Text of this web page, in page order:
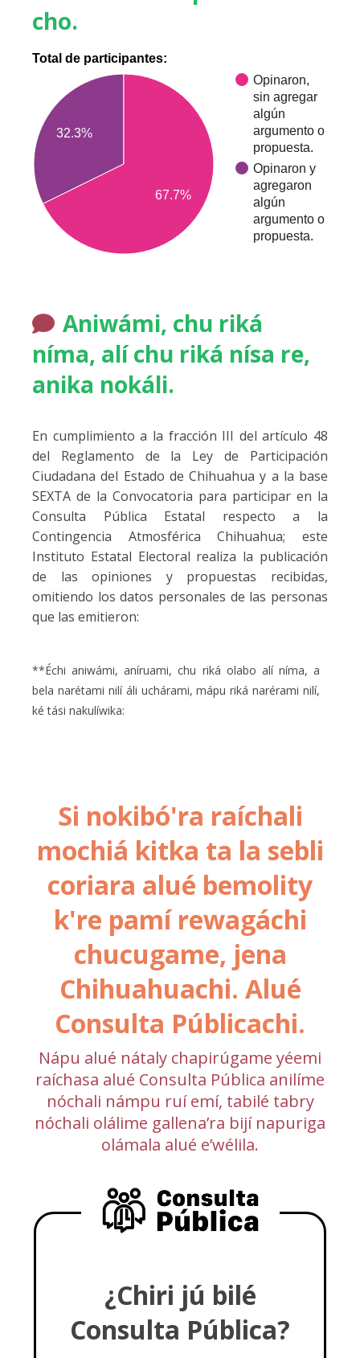
cho.
Total de participantes:
Opinaron,
sin agregar
algún
argumento o
propuesta.
Opinaron y
agregaron
algún
argumento o
propuesta.
32.3%
67.7%
Aniwámi, chu riká
níma, alí chu riká nísa re,
anika nokáli.
En cumplimiento a la fracción III del artículo 48
del Reglamento de la Ley de Participación
Ciudadana del Estado de Chihuahua y a la base
SEXTA de la Convocatoria para participar en la
Consulta Pública Estatal respecto a la
Contingencia Atmosférica Chihuahua; este
Instituto Estatal Electoral realiza la publicación
de las opiniones y propuestas recibidas,
omitiendo los datos personales de las personas
que las emitieron:
**Échi aniwámi, aníruami, chu riká olabo alí níma, a
bela narétami nilí áli uchárami, mápu riká narérami nilí,
ké tási nakulíwika:
Si nokibó'ra raíchali
mochiá kitka ta la sebli
coriara alué bemolity
k're pamí rewagáchi
chucugame, jena
Chihuahuachi. Alué
Consulta Públicachi.
Nápu alué nátaly chapirúgame yéemi
raíchasa alué Consulta Pública anilíme
nóchali námpu ruí emí, tabilé tabry
nóchali olálime gallena’ra bijí napuriga
olámala alué e’wélila.
¿Chiri jú bilé
Consulta Pública?